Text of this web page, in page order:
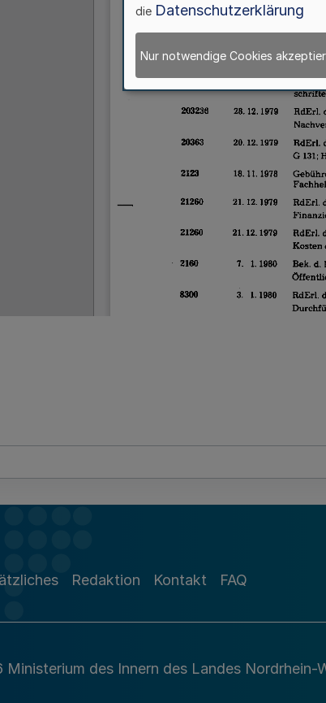
Redaktion Kontakt FAQ
des Innern des Landes Nordrhein-
die Datenschutzerklärung
Nur notwendige Cookies